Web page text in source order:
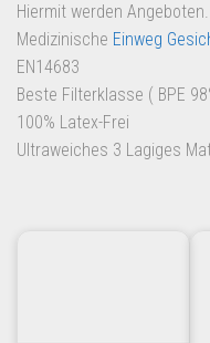
Kostenlos verkaufen
Anmelden
Kostenlos Registrieren
Newsletter
Hiermit werden Angeboten.
Medizinische Einweg
EN14683
Beste Filterklasse ( BPE
100% Latex-Frei
Ultraweiches 3 Lagiges